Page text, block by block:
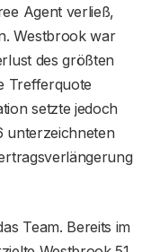
Agent verließ,
Westbrook war
des größten
Trefferquote
setzte jedoch
unterzeichneten
Team. Bereits im